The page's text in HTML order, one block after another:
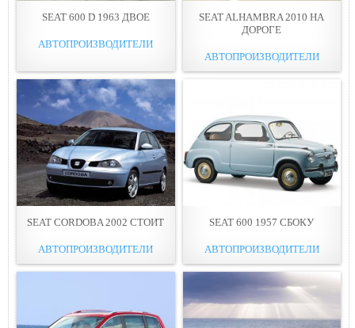
SEAT 600 D 1963 ДВОЕ
АВТОПРОИЗВОДИТЕЛИ
SEAT ALHAMBRA 2010 НА
ДОРОГЕ
АВТОПРОИЗВОДИТЕЛИ
SEAT CORDOBA 2002 СТОИТ
АВТОПРОИЗВОДИТЕЛИ
SEAT 600 1957 СБОКУ
АВТОПРОИЗВОДИТЕЛИ